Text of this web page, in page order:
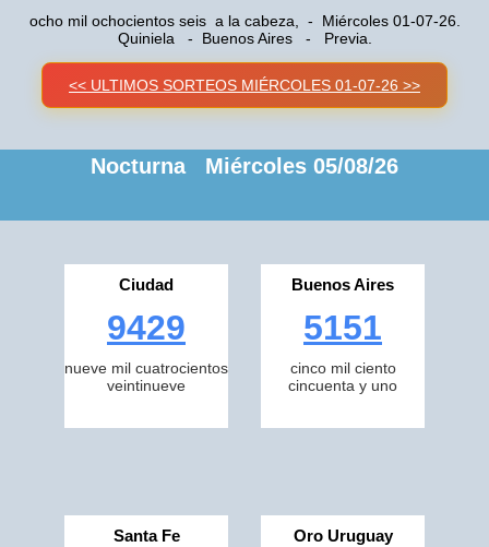
ocho mil ochocientos seis a la cabeza, - Miércoles 01-07-26.
Quiniela - Buenos Aires - Previa.
<< ULTIMOS SORTEOS MIÉRCOLES 01-07-26 >>
Nocturna Miércoles 05/08/26
Ciudad
9429
nueve mil cuatrocientos
veintinueve
Buenos Aires
5151
cinco mil ciento
cincuenta y uno
Santa Fe Oro Uruguay